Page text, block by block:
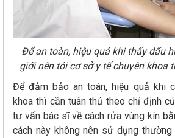
Để an toàn, hiệu quả khi thấy dấu
giới nên tói cơ sở y tế chuyên khoa
Để đảm bảo an toàn, hiệu quả khi
khoa thì cần tuân thủ theo chỉ định
tư vấn bác sĩ về cách rửa vùng kín
cách này không nên sử dụng